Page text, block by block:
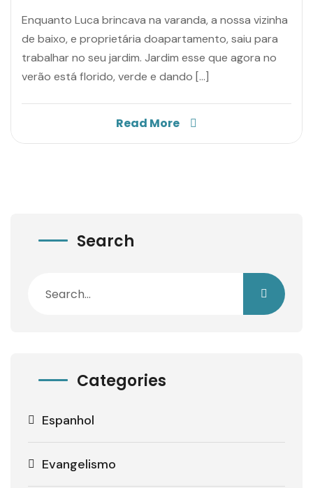
Enquanto Luca brincava na varanda, a nossa vizinha
de baixo, e proprietária doapartamento, saiu para
trabalhar no seu jardim. Jardim esse que agora no
verão está florido, verde e dando […]
Read More
Search
Categories
Espanhol
Evangelismo